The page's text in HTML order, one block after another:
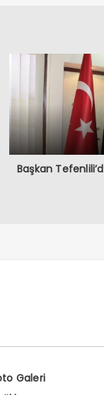
Başkan
Galeri